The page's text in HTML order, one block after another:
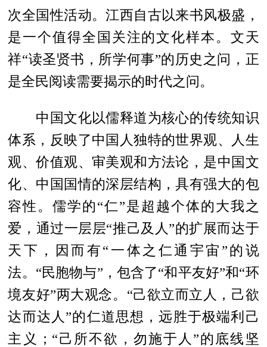
次全国性活动。江西自古以来书风极盛，
是一个值得全国关注的文化样本。文天
祥“读圣贤书，所学何事”的历史之问，正
是全民阅读需要揭示的时代之问。
中国文化以儒释道为核心的传统知识
体系，反映了中国人独特的世界观、人生
观、价值观、审美观和方法论，是中国文
化、中国国情的深层结构，具有强大的包
容性。儒学的“仁”是超越个体的大我之
爱，通过一层层“推己及人”的扩展而达于
天下，因而有“一体之仁通宇宙”的说
法。“民胞物与”，包含了“和平友好”和“环
境友好”两大观念。“己欲立而立人，己欲
达而达人”的仁道思想，远胜于极端利己
主义；“己所不欲，勿施于人”的底线坚